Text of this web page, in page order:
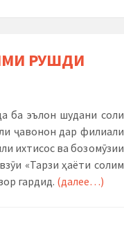
РУШДИ
ба эълон шудани соли
ҷавонон дар филиали
ихтисос ва бозомӯзии
«Тарзи ҳаёти солим
гардид. (далее…)